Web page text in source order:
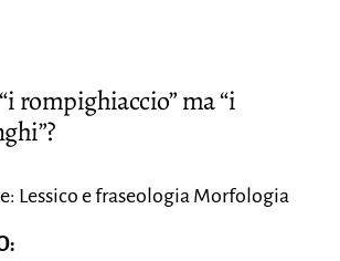
rompighiaccio” ma “i
Lessico e fraseologia Morfologia